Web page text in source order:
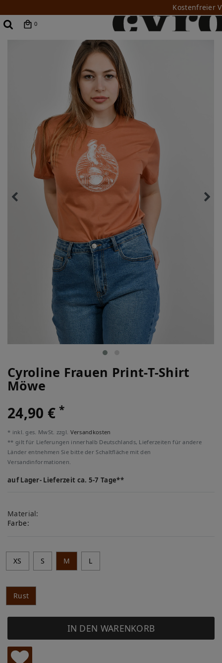
Kostenfreier
0
Cyroline Frauen Print-T-Shirt
Möwe
24,90 €*
* inkl. ges. MwSt. zzgl. Versandkosten
** gilt für Lieferungen innerhalb Deutschlands, Lieferzeiten für andere
Länder entnehmen Sie bitte der Schaltfläche mit den
Versandinformationen.
auf Lager- Lieferzeit ca. 5-7 Tage**
Material:
Farbe:
XS S M L
Rust
IN DEN WARENKORB